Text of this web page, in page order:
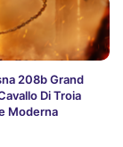
208b Grand
Di Troia
Moderna